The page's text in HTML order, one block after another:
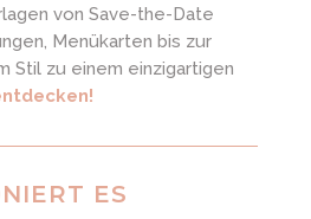
von Save-the-Date
Menükarten bis zur
Stil zu einem einzigartigen
ES